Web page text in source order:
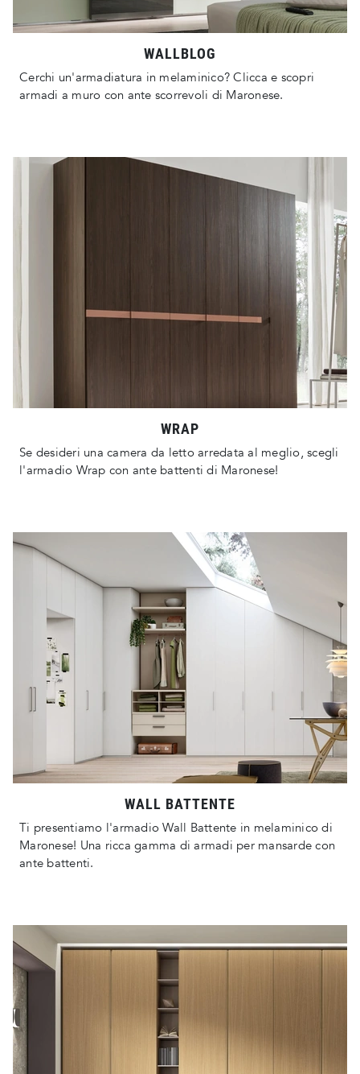
WALLBLOG
Cerchi un'armadiatura in melaminico? Clicca e scopri
armadi a muro con ante scorrevoli di Maronese.
WRAP
Se desideri una camera da letto arredata al meglio, scegli
l'armadio Wrap con ante battenti di Maronese!
WALL BATTENTE
Ti presentiamo l'armadio Wall Battente in melaminico di
Maronese! Una ricca gamma di armadi per mansarde con
ante battenti.